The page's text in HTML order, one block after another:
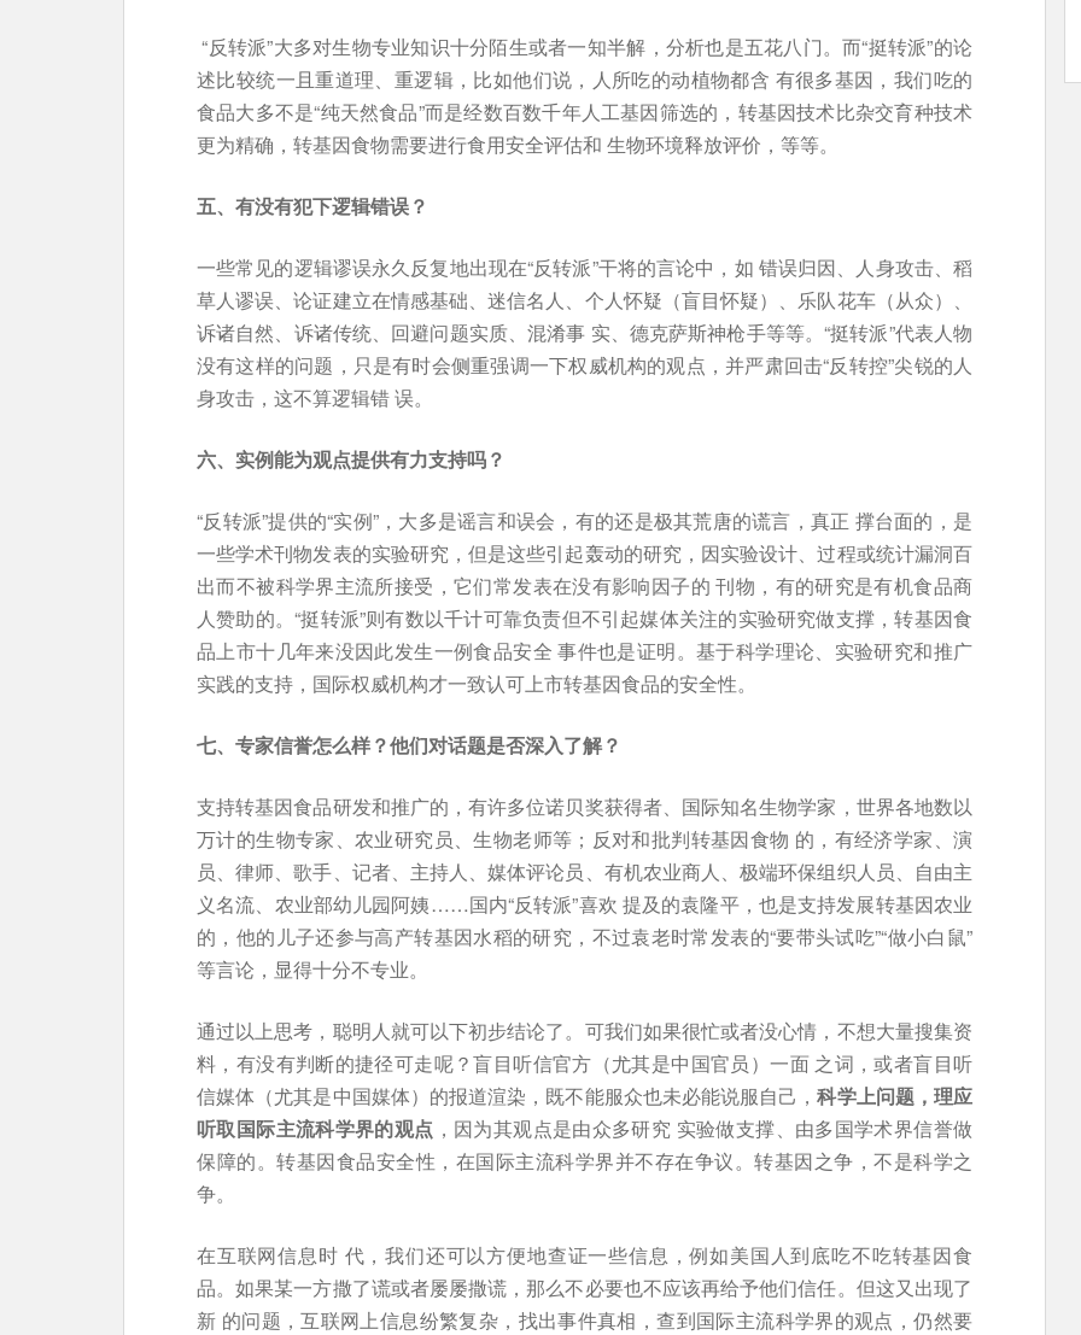
“反转派”大多对生物专业知识十分陌生或者一知半解，分析也是五花八门。而“挺转派”的论
述比较统一且重道理、重逻辑，比如他们说，人所吃的动植物都含 有很多基因，我们吃的
食品大多不是“纯天然食品”而是经数百数千年人工基因筛选的，转基因技术比杂交育种技术
更为精确，转基因食物需要进行食用安全评估和 生物环境释放评价，等等。
五、有没有犯下逻辑错误？
一些常见的逻辑谬误永久反复地出现在“反转派”干将的言论中，如 错误归因、人身攻击、稻
草人谬误、论证建立在情感基础、迷信名人、个人怀疑（盲目怀疑）、乐队花车（从众）、
诉诸自然、诉诸传统、回避问题实质、混淆事 实、德克萨斯神枪手等等。“挺转派”代表人物
没有这样的问题，只是有时会侧重强调一下权威机构的观点，并严肃回击“反转控”尖锐的人
身攻击，这不算逻辑错 误。
六、实例能为观点提供有力支持吗？
“反转派”提供的“实例”，大多是谣言和误会，有的还是极其荒唐的谎言，真正 撑台面的，是
一些学术刊物发表的实验研究，但是这些引起轰动的研究，因实验设计、过程或统计漏洞百
出而不被科学界主流所接受，它们常发表在没有影响因子的 刊物，有的研究是有机食品商
人赞助的。“挺转派”则有数以千计可靠负责但不引起媒体关注的实验研究做支撑，转基因食
品上市十几年来没因此发生一例食品安全 事件也是证明。基于科学理论、实验研究和推广
实践的支持，国际权威机构才一致认可上市转基因食品的安全性。
七、专家信誉怎么样？他们对话题是否深入了解？
支持转基因食品研发和推广的，有许多位诺贝奖获得者、国际知名生物学家，世界各地数以
万计的生物专家、农业研究员、生物老师等；反对和批判转基因食物 的，有经济学家、演
员、律师、歌手、记者、主持人、媒体评论员、有机农业商人、极端环保组织人员、自由主
义名流、农业部幼儿园阿姨……国内“反转派”喜欢 提及的袁隆平，也是支持发展转基因农业
的，他的儿子还参与高产转基因水稻的研究，不过袁老时常发表的“要带头试吃”“做小白鼠”
等言论，显得十分不专业。
通过以上思考，聪明人就可以下初步结论了。可我们如果很忙或者没心情，不想大量搜集资
料，有没有判断的捷径可走呢？盲目听信官方（尤其是中国官员）一面 之词，或者盲目听
信媒体（尤其是中国媒体）的报道渲染，既不能服众也未必能说服自己，科学上问题，理应
听取国际主流科学界的观点 ，因为其观点是由众多研究 实验做支撑、由多国学术界信誉做
保障的。转基因食品安全性，在国际主流科学界并不存在争议。转基因之争，不是科学之
争。
在互联网信息时 代，我们还可以方便地查证一些信息，例如美国人到底吃不吃转基因食
品。如果某一方撒了谎或者屡屡撒谎，那么不必要也不应该再给予他们信任。但这又出现了
新 的问题，互联网上信息纷繁复杂，找出事件真相，查到国际主流科学界的观点，仍然要